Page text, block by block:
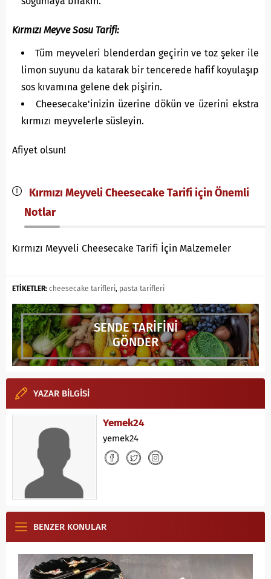
Kırmızı Meyve Sosu Tarifi:
Tüm meyveleri blenderdan geçirin ve toz şeker ile
limon suyunu da katarak bir tencerede hafif koyulaşıp
sos kıvamına gelene dek pişirin.
Cheesecake'inizin üzerine dökün ve üzerini ekstra
kırmızı meyvelerle süsleyin.
Afiyet olsun!
Kırmızı Meyveli Cheesecake Tarifi için Önemli
Notlar
Kırmızı Meyveli Cheesecake Tarifi İçin Malzemeler
ETİKETLER: cheesecake tarifleri, pasta tarifleri
SENDE TARİFİNİ
GÖNDER
YAZAR BİLGİSİ
Yemek24
yemek24
BENZER KONULAR